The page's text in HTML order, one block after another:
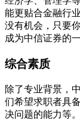
能更贴合金融行
没有机会，只要
成为中信证券的一
综合素质
除了专业背景，
们希望求职者具
决问题的能力等